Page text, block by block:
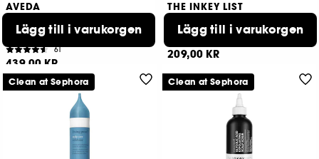
AVEDA
Invati Ultra Advanced
Exfoliating Light
Shampoo
61
439,00 KR
Lägg till i varukorgen
THE INKEY LIST
Salicylic Acid Exfoliating
Scalp Treatment
209,00 KR
Lägg till i varukorgen
Clean at Sephora Clean at Sephora